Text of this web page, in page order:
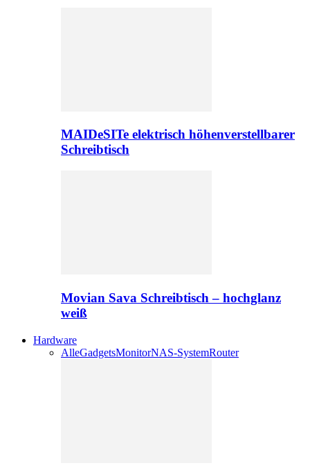
MAIDeSITe elektrisch höhenverstellbarer
Schreibtisch
Movian Sava Schreibtisch – hochglanz
weiß
Hardware
AlleGadgetsMonitorNAS-SystemRouter